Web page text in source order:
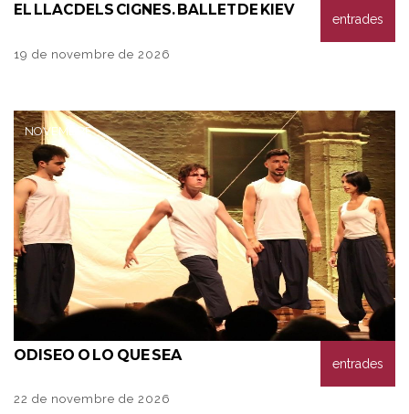
EL LLAC DELS CIGNES. BALLET DE KIEV
19 de novembre de 2026
entrades
NOVEMBRE
ODISEO O LO QUE SEA
22 de novembre de 2026
entrades